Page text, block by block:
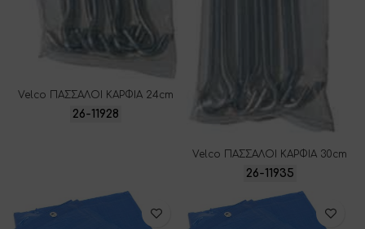
Velco ΠΑΣΣΑΛΟΙ ΚΑΡΦΙΑ 24cm
26-11928
Velco ΠΑΣΣΑΛΟΙ ΚΑΡΦΙΑ 30cm
26-11935